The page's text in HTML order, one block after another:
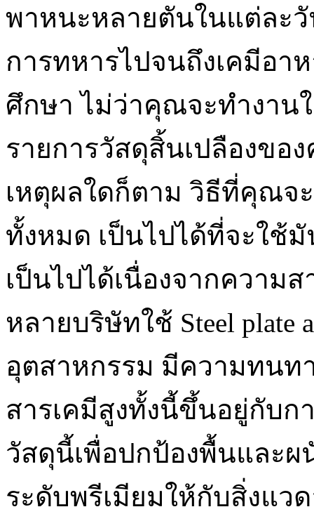
พาหนะหลายตันในแต่ละ
การทหารไปจนถึงเคมีอา
ศึกษา ไม่ว่าคุณจะทำงาน
รายการวัสดุสิ้นเปลืองขอ
เหตุผลใดก็ตาม วิธีที่คุณ
ทั้งหมด เป็นไปได้ที่จะใช้
เป็นไปได้เนื่องจากความ
หลายบริษัทใช้ Steel plate
อุตสาหกรรม มีความทนท
สารเคมีสูงทั้งนี้ขึ้นอยู่กับก
วัสดุนี้เพื่อปกป้องพื้นและ
ระดับพรีเมียมให้กับสิ่งแว